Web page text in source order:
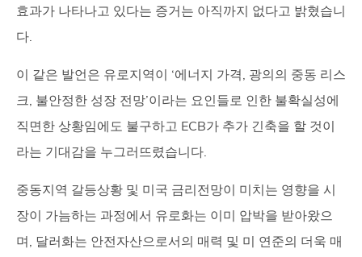
효과가 나타나고 있다는 증거는 아직까지 없다고 밝혔습니
다.
이 같은 발언은 유로지역이 ‘에너지 가격, 광의의 중동 리스
크, 불안정한 성장 전망’이라는 요인들로 인한 불확실성에
직면한 상황임에도 불구하고 ECB가 추가 긴축을 할 것이
라는 기대감을 누그러뜨렸습니다.
중동지역 갈등상황 및 미국 금리전망이 미치는 영향을 시
장이 가늠하는 과정에서 유로화는 이미 압박을 받아왔으
며, 달러화는 안전자산으로서의 매력 및 미 연준의 더욱 매